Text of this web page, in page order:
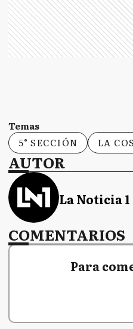
Temas
5° SECCIÓN
LA
AUTOR
La Noticia 1
COMENTARIOS
Para